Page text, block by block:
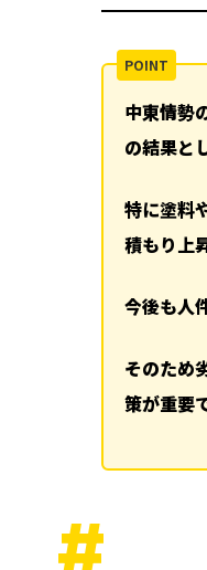
建材価
先延ば
修理費
定期点
災害被
まとめ
関連記
ハッシ
中東情勢
の結果と
特に塗料
積もり上
今後も人
そのため
策が重要